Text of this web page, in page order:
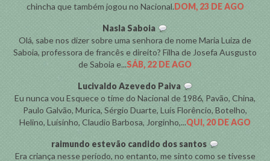
chincha que também jogou no Nacional.DOM, 23 DE AGO
Nasla Saboia
Olá, sabe nos dizer sobre uma senhora de nome Maria Luiza de
Saboia, professora de francês e direito? Filha de Josefa Ausgusto
de Saboia e...SÁB, 22 DE AGO
Lucivaldo Azevedo Paiva
Eu nunca vou Esquece o time do Nacional de 1986, Pavão, China,
Paulo Galvão, Murica, Sérgio Duarte, Luís Florêncio, Botelho,
Helino, Luísinho, Claudio Barbosa, Jorginho,...QUI, 20 DE AGO
raimundo estevão candido dos santos
Era criança nesse período, no entanto, me sinto como se tivesse